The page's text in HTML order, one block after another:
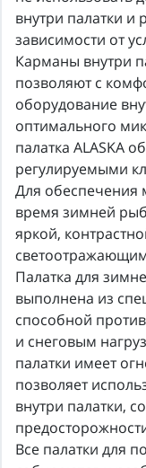
внутри палатки и
зависимости от
Карманы внутри
позволяют с
оборудование
оптимального
палатка ALASKA
регулируемыми
Для обеспечения
время зимней
яркой,
Палатка для
выполнена из
способной
и снеговым
палатки имеет
позволяет
внутри палатки,
Все палатки для